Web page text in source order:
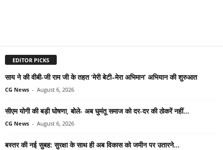
EDITOR PICKS
साय ने की वीबी-जी राम जी के तहत ‘मेरी बेटी–मेरा अभिमान’ अभियान की शुरुआत
CG News - August 6, 2026
सीएम योगी की बड़ी घोषणा, बोले- अब घुमंतू समाज को दर-दर की ठोकरें नहीं...
CG News - August 6, 2026
बस्तर की नई सुबह: सुरक्षा के साथ ही अब विकास को जमीन पर उतारने...